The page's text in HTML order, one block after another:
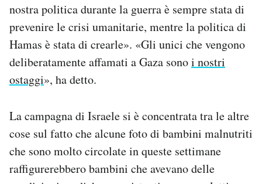
nostra politica durante la guerra è sempre stata di
prevenire le crisi umanitarie, mentre la politica di
Hamas è stata di crearle». «Gli unici che vengono
deliberatamente affamati a Gaza sonoi nostri
ostaggi», ha detto.
La campagna di Israele si è concentrata tra le altre
cose sul fatto che alcune foto di bambini malnutriti
che sono molto circolate in queste settimane
raffigurerebbero bambini che avevano delle